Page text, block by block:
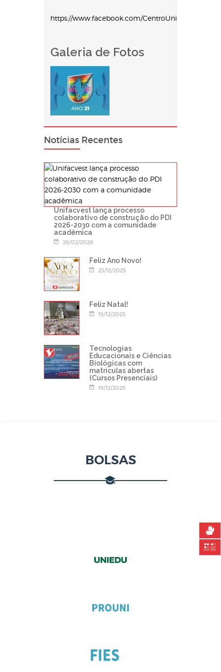
https://www.facebook.com/
Galeria de Fotos
Notícias Recentes
Unifacvest lança processo
colaborativo de construção do PDI
2026-2030 com a comunidade
acadêmica
26/02/2026
Feliz Ano Novo!
23/12/2025
Feliz Natal!
19/12/2025
Tecnologias
Educacionais e Ciências
Biológicas com
matrículas abertas
(Cursos Presenciais)
19/12/2025
BOLSAS